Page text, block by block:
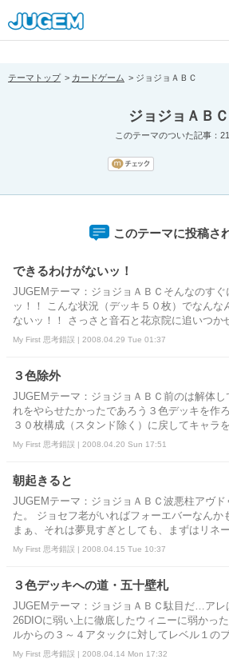
[pear_error: message="Success" code=0
prefix="" info=""]
テーマトップ カードゲーム ジョジョＡＢＣ
ジョジョＡＢＣ
このテーマのついた記事：
このテーマに投稿さ
できるわけがないッ！
JUGEMテーマ：ジョジョＡＢＣそんなのす
ッ！！ こんな状況（デッキ５０枚）でなんな
ないッ！！ さっさと音石と花京院に追いつか
My First 思考錯誤 | 2008.04.29 Tue 01:37
３色除外
JUGEMテーマ：ジョジョＡＢＣ前のは解体
れをやらせたかったであろう３色デッキを作
３０枚構成（スタンド除く）に戻してキャラ
My First 思考錯誤 | 2008.04.20 Sun 17:51
朝起きると
JUGEMテーマ：ジョジョＡＢＣ波悪柱アヴド
た。 ジョセフ老がいればフォーエバーなんか
まぁ、それは夢見すぎとしても、まずはリネ
My First 思考錯誤 | 2008.04.15 Tue 10:37
３色デッキへの道・五十壁札
JUGEMテーマ：ジョジョＡＢＣ駄目だ…ア
26DIOに弱い上に徹底したウィニーに弱かっ
ルからの３～４アタックに対してレベル１の
My First 思考錯誤 | 2008.04.14 Mon 17:32